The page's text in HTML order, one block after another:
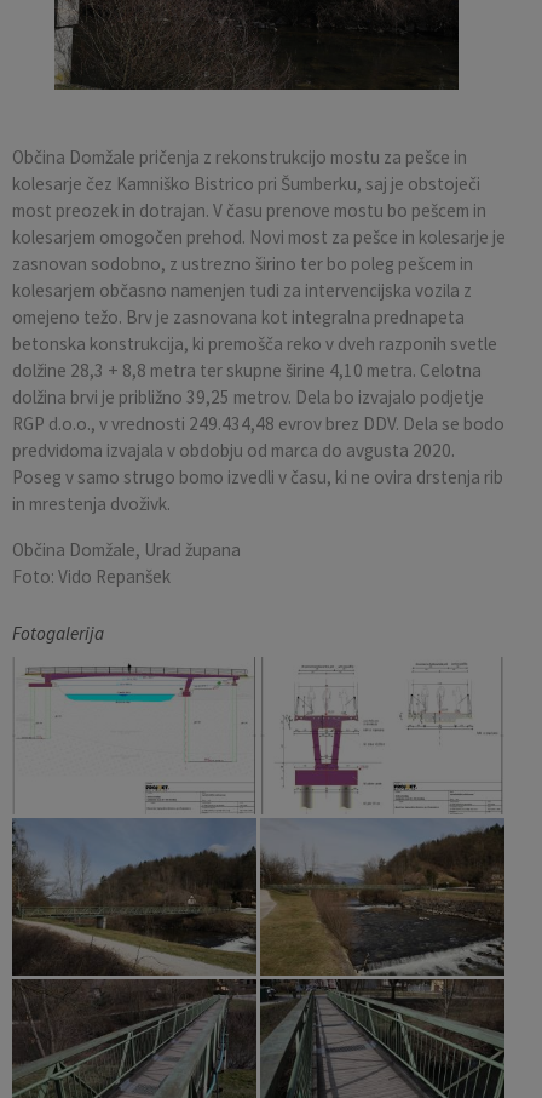
Občina Domžale pričenja z rekonstrukcijo mostu za pešce in
kolesarje čez Kamniško Bistrico pri Šumberku, saj je obstoječi
most preozek in dotrajan. V času prenove mostu bo pešcem in
kolesarjem omogočen prehod. Novi most za pešce in kolesarje je
zasnovan sodobno, z ustrezno širino ter bo poleg pešcem in
kolesarjem občasno namenjen tudi za intervencijska vozila z
omejeno težo. Brv je zasnovana kot integralna prednapeta
betonska konstrukcija, ki premošča reko v dveh razponih svetle
dolžine 28,3 + 8,8 metra ter skupne širine 4,10 metra. Celotna
dolžina brvi je približno 39,25 metrov. Dela bo izvajalo podjetje
RGP d.o.o., v vrednosti 249.434,48 evrov brez DDV. Dela se bodo
predvidoma izvajala v obdobju od marca do avgusta 2020.
Poseg v samo strugo bomo izvedli v času, ki ne ovira drstenja rib
in mrestenja dvoživk.
Občina Domžale, Urad župana
Foto: Vido Repanšek
Fotogalerija
Pobratene občine
Fotogalerija
Občina Moravče
Mestna občina Ljubljana
Občinska volilna komisija
Krajevne skupnosti
Državni organi
Svet za preventivo in vzgojo v cestnem prometu
Katalog informacij javnega značaja
Uradne ure
Mladi
Zaščita in reševanje
Zapuščene živali
Oskrba s plinom
Srednja šola Domžale
Urejanje javnih površin
Pomembni kontakti
Bilteni
Glasilo Slamnik
Občinski predpisi
Uradni vestnik
Proračun Občine
E-obvestila Občine
Lokalne volitve